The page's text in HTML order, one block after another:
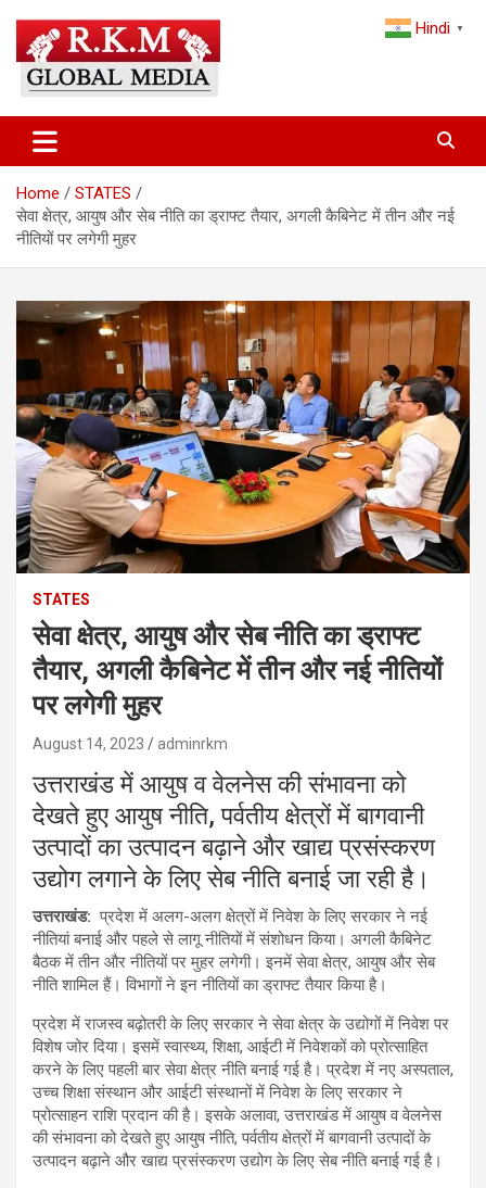
content
Latest Hindi News & Breaking
News – RKM Global Media
and the World
Home
STATES
सेवा क्षेत्र, आयुष और सेब नीति का ड्राफ्ट तैयार, अगली कैबिनेट में तीन और नई
नीतियों पर लगेगी मुहर
STATES
सेवा क्षेत्र, आयुष और सेब नीति का ड्राफ्ट
तैयार, अगली कैबिनेट में तीन और नई नीतियों
पर लगेगी मुहर
August 14, 2023 adminrkm
उत्तराखंड में आयुष व वेलनेस की संभावना को
देखते हुए आयुष नीति, पर्वतीय क्षेत्रों में बागवानी
उत्पादों का उत्पादन बढ़ाने और खाद्य प्रसंस्करण
उद्योग लगाने के लिए सेब नीति बनाई जा रही है।
उत्तराखंड: प्रदेश में अलग-अलग क्षेत्रों में निवेश के लिए सरकार ने नई
नीतियां बनाई और पहले से लागू नीतियों में संशोधन किया। अगली कैबिनेट
बैठक में तीन और नीतियों पर मुहर लगेगी। इनमें सेवा क्षेत्र, आयुष और सेब
नीति शामिल हैं। विभागों ने इन नीतियों का ड्राफ्ट तैयार किया है।
प्रदेश में राजस्व बढ़ोतरी के लिए सरकार ने सेवा क्षेत्र के उद्योगों में निवेश पर
विशेष जोर दिया। इसमें स्वास्थ्य, शिक्षा, आईटी में निवेशकों को प्रोत्साहित
करने के लिए पहली बार सेवा क्षेत्र नीति बनाई गई है। प्रदेश में नए अस्पताल,
उच्च शिक्षा संस्थान और आईटी संस्थानों में निवेश के लिए सरकार ने
प्रोत्साहन राशि प्रदान की है। इसके अलावा, उत्तराखंड में आयुष व वेलनेस
की संभावना को देखते हुए आयुष नीति, पर्वतीय क्षेत्रों में बागवानी उत्पादों के
उत्पादन बढ़ाने और खाद्य प्रसंस्करण उद्योग के लिए सेब नीति बनाई गई है।
Hindi ▼